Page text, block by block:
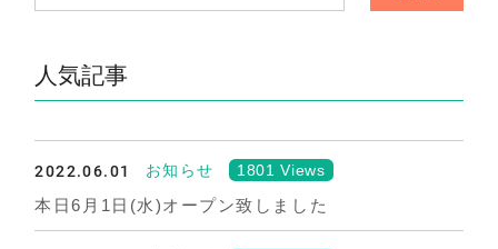
人気記事
2022.06.01 お知らせ 1801 Views
本日6月1日(水)オープン致しました